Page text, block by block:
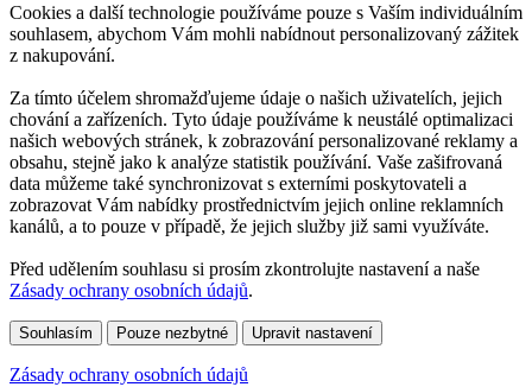
Cookies a další technologie používáme pouze s Vaším individuálním
souhlasem, abychom Vám mohli nabídnout personalizovaný zážitek
z nakupování.
Za tímto účelem shromažďujeme údaje o našich uživatelích, jejich
chování a zařízeních. Tyto údaje používáme k neustálé optimalizaci
našich webových stránek, k zobrazování personalizované reklamy a
obsahu, stejně jako k analýze statistik používání. Vaše zašifrovaná
data můžeme také synchronizovat s externími poskytovateli a
zobrazovat Vám nabídky prostřednictvím jejich online reklamních
kanálů, a to pouze v případě, že jejich služby již sami využíváte.
Před udělením souhlasu si prosím zkontrolujte nastavení a naše
Zásady ochrany osobních údajů.
Souhlasím Pouze nezbytné Upravit nastavení
Zásady ochrany osobních údajů